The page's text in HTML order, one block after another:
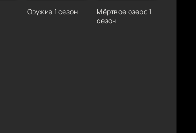
Оружие 1 сезон
Мёртвое озеро 1
сезон